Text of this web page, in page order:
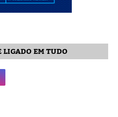
EM TUDO